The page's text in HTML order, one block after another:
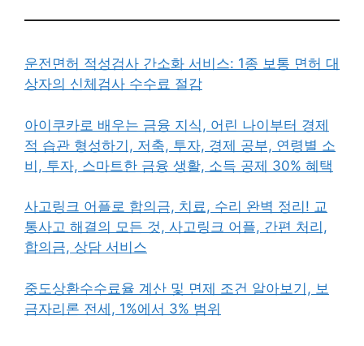
운전면허 적성검사 간소화 서비스: 1종 보통 면허 대
상자의 신체검사 수수료 절감
아이쿠카로 배우는 금융 지식, 어린 나이부터 경제
적 습관 형성하기, 저축, 투자, 경제 공부, 연령별 소
비, 투자, 스마트한 금융 생활, 소득 공제 30% 혜택
사고링크 어플로 합의금, 치료, 수리 완벽 정리! 교
통사고 해결의 모든 것, 사고링크 어플, 간편 처리,
합의금, 상담 서비스
중도상환수수료율 계산 및 면제 조건 알아보기, 보
금자리론 전세, 1%에서 3% 범위